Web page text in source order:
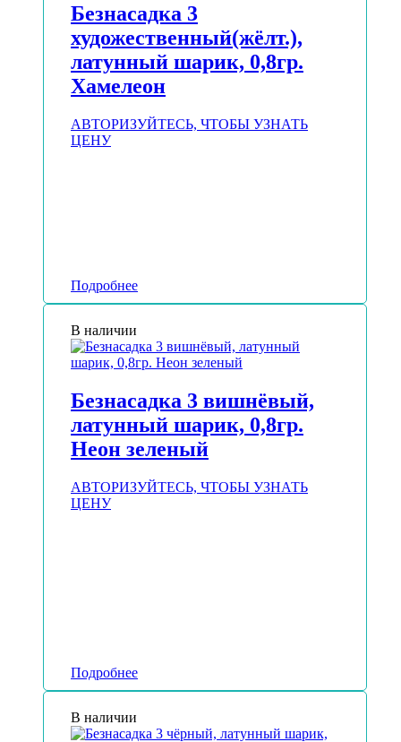
Безнасадка 3
художественный(жёлт.),
латунный шарик, 0,8гр.
Хамелеон
АВТОРИЗУЙТЕСЬ, ЧТОБЫ УЗНАТЬ
ЦЕНУ
Подробнее
В наличии
Безнасадка 3 вишнёвый,
латунный шарик, 0,8гр.
Неон зеленый
АВТОРИЗУЙТЕСЬ, ЧТОБЫ УЗНАТЬ
ЦЕНУ
Подробнее
В наличии